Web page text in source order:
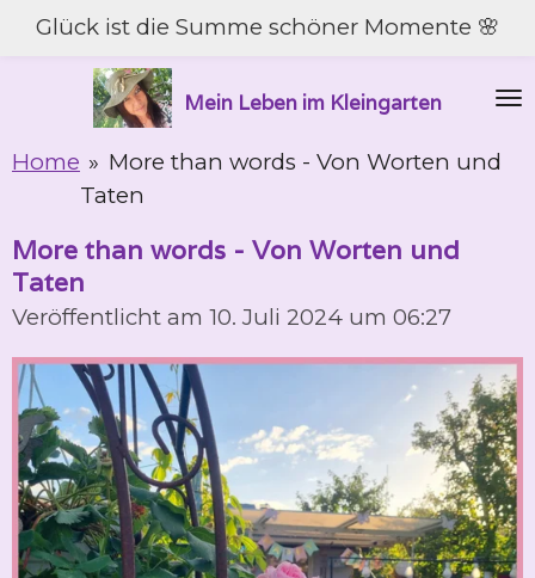
Zum
springen
Mein Leben im Kleingarten
Glück ist die Summe schöner Momente 🌸
Home » More than words - Von Worten und
Taten
More than words - Von Worten und
Taten
Veröffentlicht am 10. Juli 2024 um 06:27